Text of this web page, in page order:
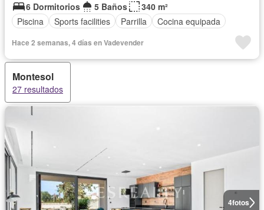
6 Dormitorios
5 Baños
340 m²
Piscina
Sports facilities Parrilla Cocina equipada
Hace 2 semanas, 4 días en Vadevender
Montesol
27 resultados
4fotos